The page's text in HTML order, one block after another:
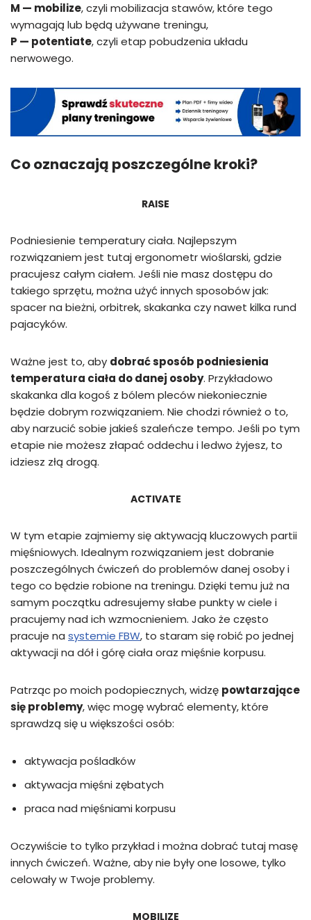
M — mobilize, czyli mobilizacja stawów, które tego
wymagają lub będą używane treningu,
P — potentiate, czyli etap pobudzenia układu
nerwowego.
Co oznaczają poszczególne kroki?
RAISE
Podniesienie temperatury ciała. Najlepszym
rozwiązaniem jest tutaj ergonometr wioślarski, gdzie
pracujesz całym ciałem. Jeśli nie masz dostępu do
takiego sprzętu, można użyć innych sposobów jak:
spacer na bieżni, orbitrek, skakanka czy nawet kilka rund
pajacyków.
Ważne jest to, aby dobrać sposób podniesienia
temperatura ciała do danej osoby. Przykładowo
skakanka dla kogoś z bólem pleców niekoniecznie
będzie dobrym rozwiązaniem. Nie chodzi również o to,
aby narzucić sobie jakieś szaleńcze tempo. Jeśli po tym
etapie nie możesz złapać oddechu i ledwo żyjesz, to
idziesz złą drogą.
ACTIVATE
W tym etapie zajmiemy się aktywacją kluczowych partii
mięśniowych. Idealnym rozwiązaniem jest dobranie
poszczególnych ćwiczeń do problemów danej osoby i
tego co będzie robione na treningu. Dzięki temu już na
samym początku adresujemy słabe punkty w ciele i
pracujemy nad ich wzmocnieniem. Jako że często
pracuje na systemie FBW, to staram się robić po jednej
aktywacji na dół i górę ciała oraz mięśnie korpusu.
Patrząc po moich podopiecznych, widzę powtarzające
się problemy, więc mogę wybrać elementy, które
sprawdzą się u większości osób:
aktywacja pośladków
aktywacja mięśni zębatych
praca nad mięśniami korpusu
Oczywiście to tylko przykład i można dobrać tutaj masę
innych ćwiczeń. Ważne, aby nie były one losowe, tylko
celowały w Twoje problemy.
MOBILIZE